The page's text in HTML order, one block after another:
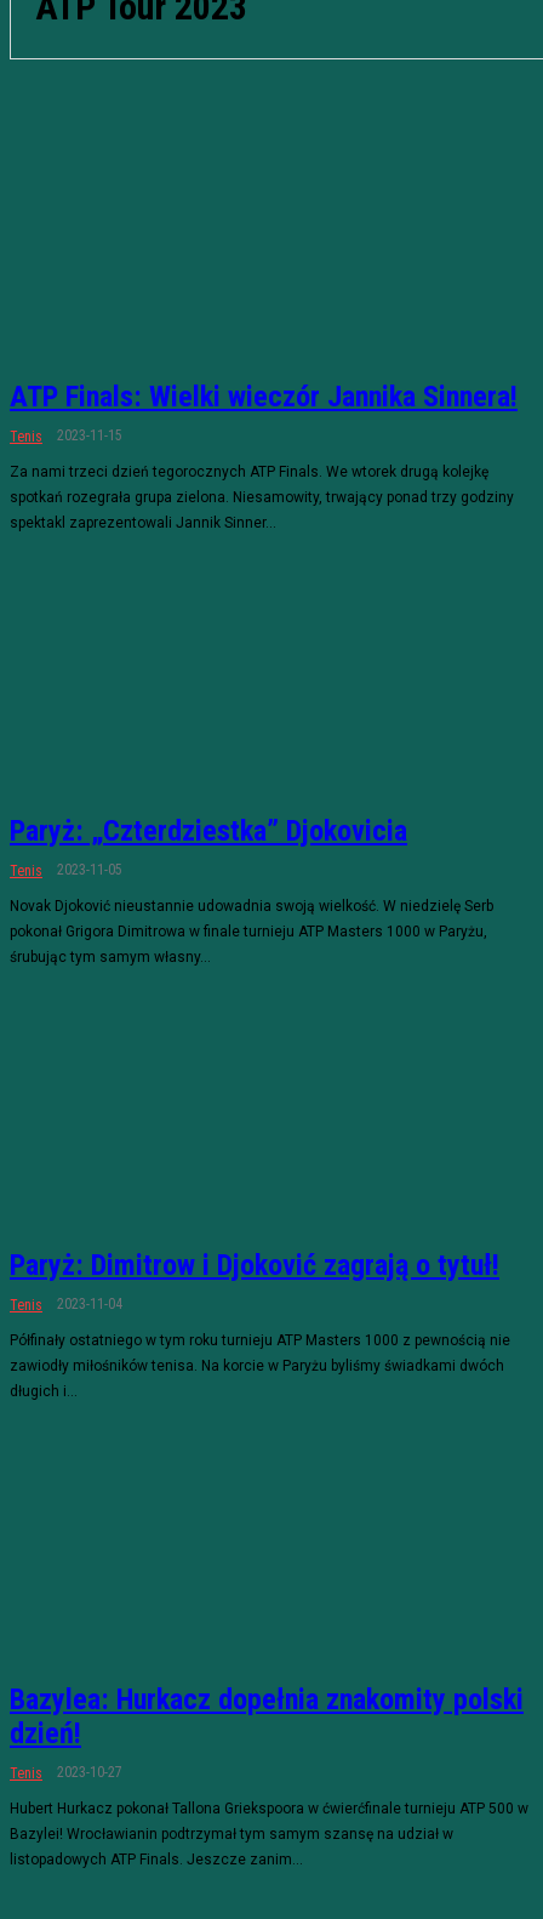
ATP Finals: Wielki wieczór Jannika Sinnera!
Tenis 2023-11-15
Za nami trzeci dzień tegorocznych ATP Finals. We wtorek drugą kolejkę
spotkań rozegrała grupa zielona. Niesamowity, trwający ponad trzy godziny
spektakl zaprezentowali Jannik Sinner...
Paryż: „Czterdziestka” Djokovicia
Tenis 2023-11-05
Novak Djoković nieustannie udowadnia swoją wielkość. W niedzielę Serb
pokonał Grigora Dimitrowa w finale turnieju ATP Masters 1000 w Paryżu,
śrubując tym samym własny...
Paryż: Dimitrow i Djoković zagrają o tytuł!
Tenis 2023-11-04
Półfinały ostatniego w tym roku turnieju ATP Masters 1000 z pewnością nie
zawiodły miłośników tenisa. Na korcie w Paryżu byliśmy świadkami dwóch
długich i...
Bazylea: Hurkacz dopełnia znakomity polski
dzień!
Tenis 2023-10-27
Hubert Hurkacz pokonał Tallona Griekspoora w ćwierćfinale turnieju ATP 500 w
Bazylei! Wrocławianin podtrzymał tym samym szansę na udział w
listopadowych ATP Finals. Jeszcze zanim...